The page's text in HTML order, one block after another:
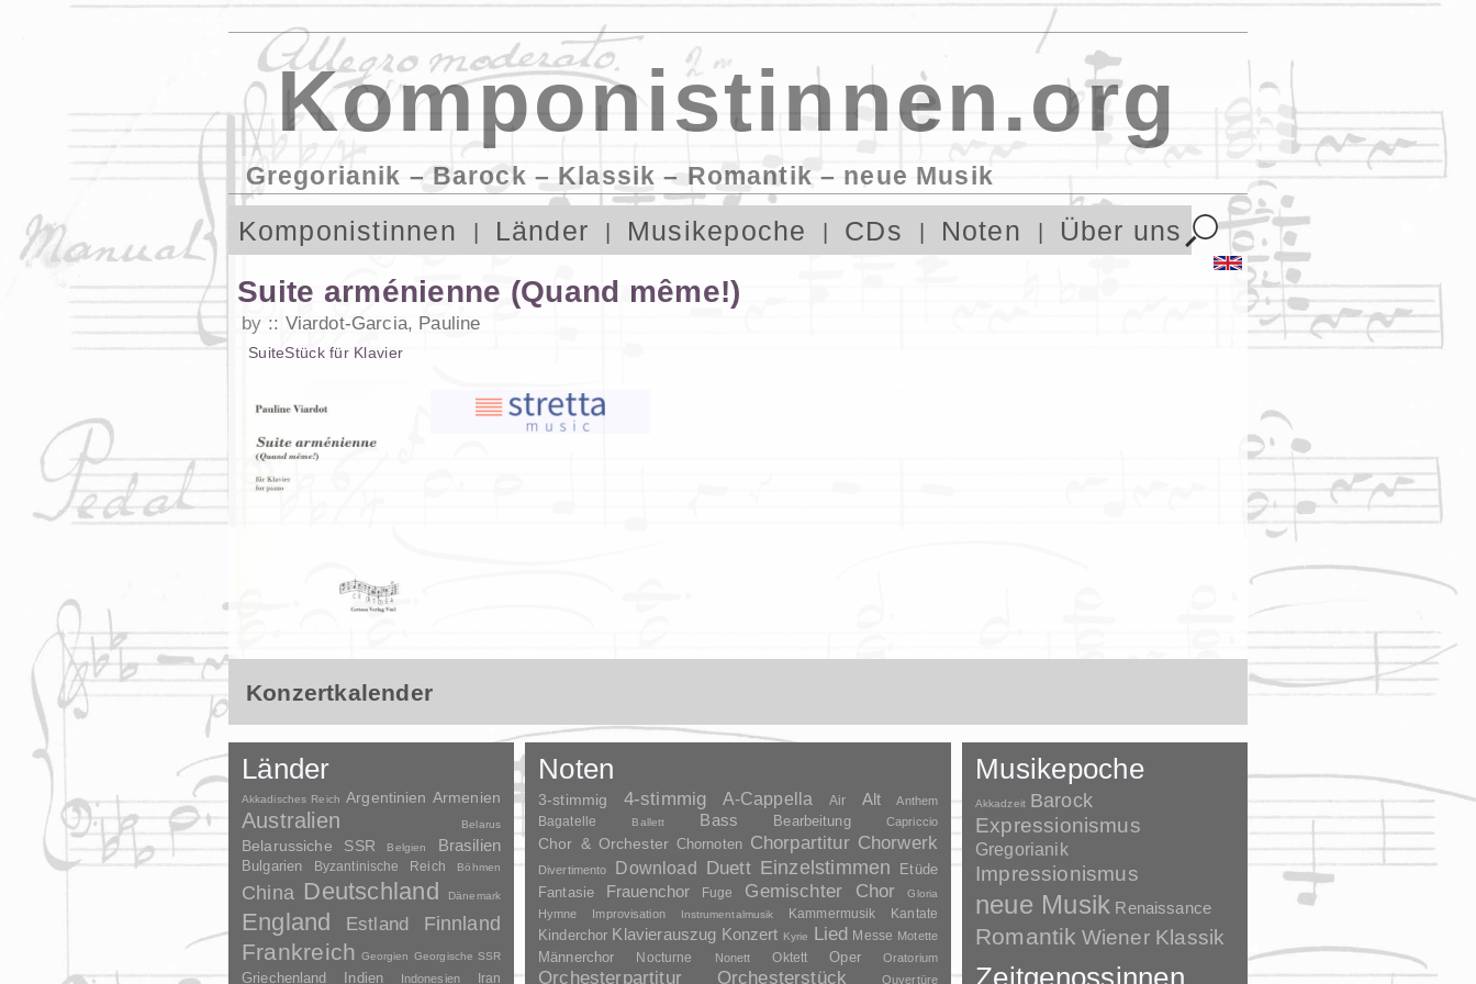
Komponistinnen.org
Gregorianik – Barock – Klassik – Romantik – neue Musik
Komponistinnen Länder Musikepoche CDs Noten Über uns
Suite arménienne (Quand même!)
by Viardot-Garcia, Pauline
SuiteStückfür Klavier
Konzertkalender
Länder
Akkadisches Reich Argentinien Armenien
Australien Belarus
Belarussiche SSR Belgien Brasilien
Bulgarien Byzantinische Reich Böhmen
China Deutschland Dänemark
England Estland Finnland
Frankreich Georgien Georgische SSR
Griechenland Indien Indonesien Iran
Noten
3-stimmig 4-stimmig A-Cappella Air Alt Anthem
Bagatelle Ballett Bass Bearbeitung Capriccio
Chor & Orchester Chornoten Chorpartitur Chorwerk
Divertimento Download Duett Einzelstimmen Etüde
Fantasie Frauenchor Fuge Gemischter Chor Gloria
Hymne Improvisation Instrumentalmusik Kammermusik Kantate
Kinderchor Klavierauszug Konzert Kyrie Lied Messe Motette
Männerchor Nocturne Nonett Oktett Oper Oratorium
Orchesterpartitur Orchesterstück Ouvertüre
Musikepoche
Akkadzeit Barock
Expressionismus
Gregorianik
Impressionismus
neue Musik Renaissance
Romantik Wiener Klassik
Zeitgenossinnen